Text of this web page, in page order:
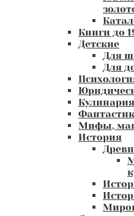
Книги до
Детские
Для
Для
Мифы,
История